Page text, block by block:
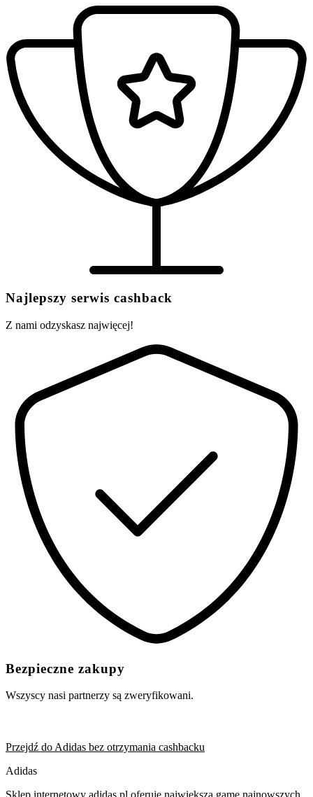
Najlepszy serwis cashback
Z nami odzyskasz najwięcej!
Bezpieczne zakupy
Wszyscy nasi partnerzy są zweryfikowani.
Przejdź do Adidas bez otrzymania cashbacku
Adidas